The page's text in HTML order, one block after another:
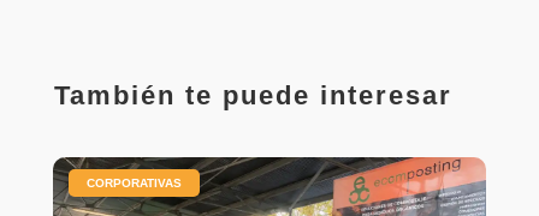
También te puede interesar
CORPORATIVAS